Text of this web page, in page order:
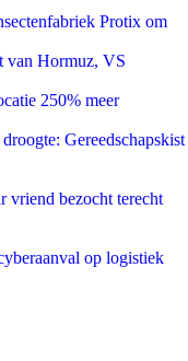
Protix om
van Hormuz, VS
250% meer
Gereedschapskist
vriend bezocht terecht
op logistiek